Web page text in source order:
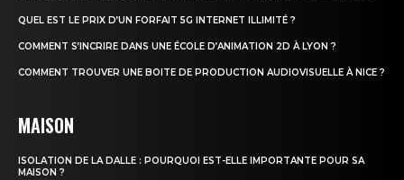
QUEL EST LE PRIX D’UN FORFAIT 5G INTERNET ILLIMITÉ ?
COMMENT S’INCRIRE DANS UNE ÉCOLE D’ANIMATION 2D À LYON ?
COMMENT TROUVER UNE BOITE DE PRODUCTION AUDIOVISUELLE À NICE ?
MAISON
ISOLATION DE LA DALLE : POURQUOI EST-ELLE IMPORTANTE POUR SA
MAISON ?